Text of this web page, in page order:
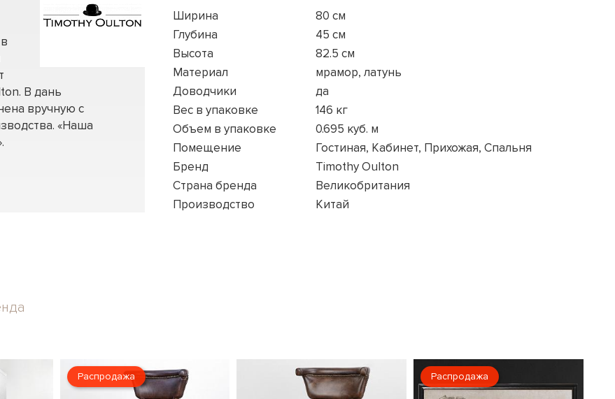
В дань
вручную с
«Наша
Ширина
80 см
Глубина
45 см
Высота
82.5 см
Материал
мрамор, латунь
Доводчики
да
Вес в упаковке
146 кг
Объем в упаковке
0.695 куб. м
Помещение
Гостиная, Кабинет, Прихожая, Спальня
Бренд
Timothy Oulton
Страна бренда
Великобритания
Производство
Китай
Распродажа Распродажа